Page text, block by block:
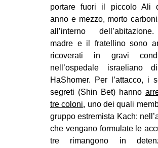
tw
bsky
ms
SEARCH
portare fuori il piccolo Ali
anno e mezzo, morto
all’interno
madre e il fratellino sono
ricoverati in gravi
nell’ospedale israeliano
HaShomer. Per l’attacco, i
segreti (Shin Bet) hanno
tre coloni, uno dei quali
gruppo estremista Kach:
che vengano formulate le
tre rimangono in